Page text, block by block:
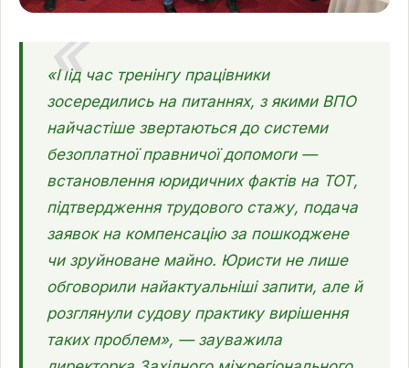
«Під час тренінгу працівники
зосередились на питаннях, з якими ВПО
найчастіше звертаються до системи
безоплатної правничої допомоги —
встановлення юридичних фактів на ТОТ,
підтвердження трудового стажу, подача
заявок на компенсацію за пошкоджене
чи зруйноване майно. Юристи не лише
обговорили найактуальніші запити, але й
розглянули судову практику вирішення
таких проблем», — зауважила